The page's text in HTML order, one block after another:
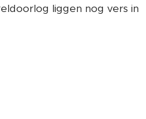
liggen nog vers in